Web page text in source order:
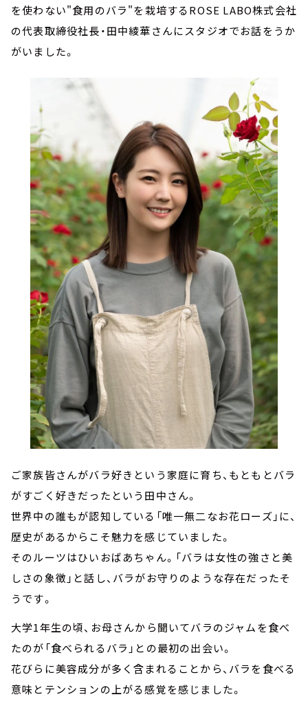
を使わない"食用のバラ"を栽培するROSE LABO株式会社
の代表取締役社長・田中綾華さんにスタジオでお話をうか
がいました。
ご家族皆さんがバラ好きという家庭に育ち、もともとバラ
がすごく好きだったという田中さん。
世界中の誰もが認知している「唯一無二なお花ローズ」に、
歴史があるからこそ魅力を感じていました。
そのルーツはひいおばあちゃん。「バラは女性の強さと美
しさの象徴」と話し、バラがお守りのような存在だったそ
うです。
大学1年生の頃、お母さんから聞いてバラのジャムを食べ
たのが「食べられるバラ」との最初の出会い。
花びらに美容成分が多く含まれることから、バラを食べる
意味とテンションの上がる感覚を感じました。